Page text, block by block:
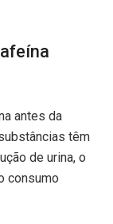
antes da
têm
de urina, o
consumo